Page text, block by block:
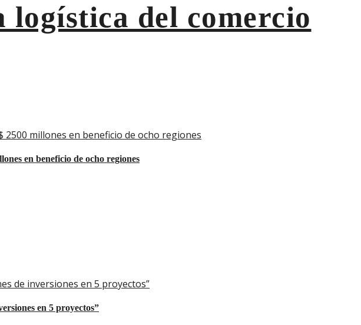
logística del comercio
2500 millones en beneficio de ocho regiones
en beneficio de ocho regiones
de inversiones en 5 proyectos”
en 5 proyectos”